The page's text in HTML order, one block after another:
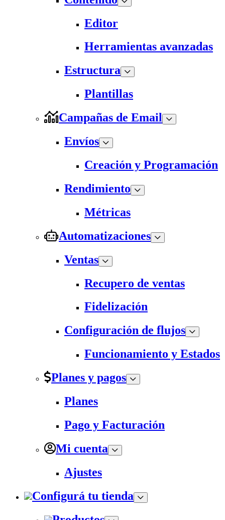
Editor
Herramientas avanzadas
Estructura
Plantillas
Campañas de Email
Envíos
Creación y Programación
Rendimiento
Métricas
Automatizaciones
Ventas
Recupero de ventas
Fidelización
Configuración de flujos
Funcionamiento y Estados
Planes y pagos
Planes
Pago y Facturación
Mi cuenta
Ajustes
Configurá tu tienda